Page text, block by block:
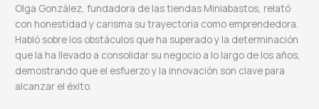
Olga González, fundadora de las tiendas Miniabastos, relató
con honestidad y carisma su trayectoria como emprendedora.
Habló sobre los obstáculos que ha superado y la determinación
que la ha llevado a consolidar su negocio a lo largo de los años,
demostrando que el esfuerzo y la innovación son clave para
alcanzar el éxito.